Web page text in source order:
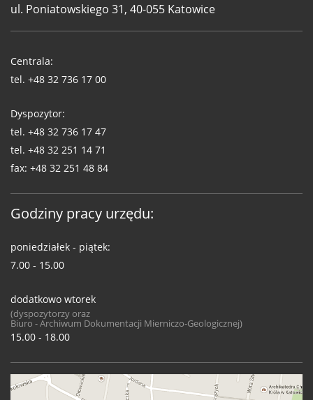
ul. Poniatowskiego 31, 40-055 Katowice
WUG
Centrala:
tel. +48 32 736 17 00
Dyspozytor:
tel. +48 32 736 17 47
tel. +48 32 251 14 71
fax: +48 32 251 48 84
Godziny pracy urzędu:
poniedziałek - piątek:
7.00 - 15.00
dodatkowo wtorek
(dyspozytorzy oraz
Biuro - Archiwum Dokumentacji Mierniczo-Geologicznej)
15.00 - 18.00